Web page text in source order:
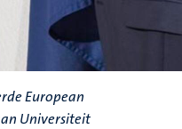
European
Universiteit